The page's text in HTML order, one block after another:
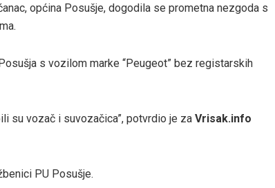
općina Posušje, dogodila se prometna nezgoda s
s vozilom marke “Peugeot” bez registarskih
su vozač i suvozačica”, potvrdio je za Vrisak.info
PU Posušje.